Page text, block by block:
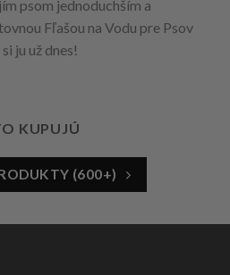
psom jednoduchším a
Fľašou na Vodu pre Psov
ju už dnes!
KUPUJÚ
(600+)